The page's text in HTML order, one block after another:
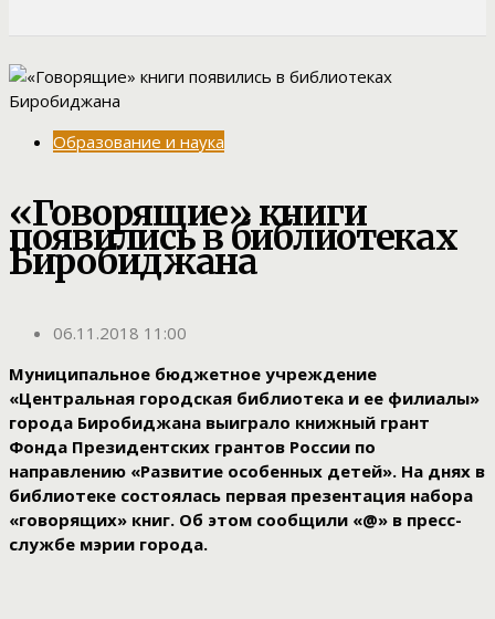
Образование и наука
«Говорящие» книги
появились в библиотеках
Биробиджана
06.11.2018 11:00
Муниципальное бюджетное учреждение
«Центральная городская библиотека и ее филиалы»
города Биробиджана выиграло книжный грант
Фонда Президентских грантов России по
направлению «Развитие особенных детей». На днях в
библиотеке состоялась первая презентация набора
«говорящих» книг. Об этом сообщили «@» в пресс-
службе мэрии города.